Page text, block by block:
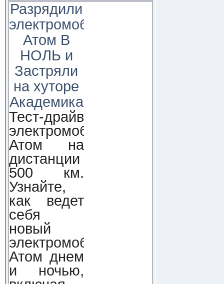
Разрядили
электромобиль
Атом В
НОЛЬ и
Застряли
на хуторе
Академика
Тест-драйв
электромобиля
Атом на
дистанции
500 км.
Узнайте,
как ведет
себя
новый
электромобиль
Атом днем
и ночью,